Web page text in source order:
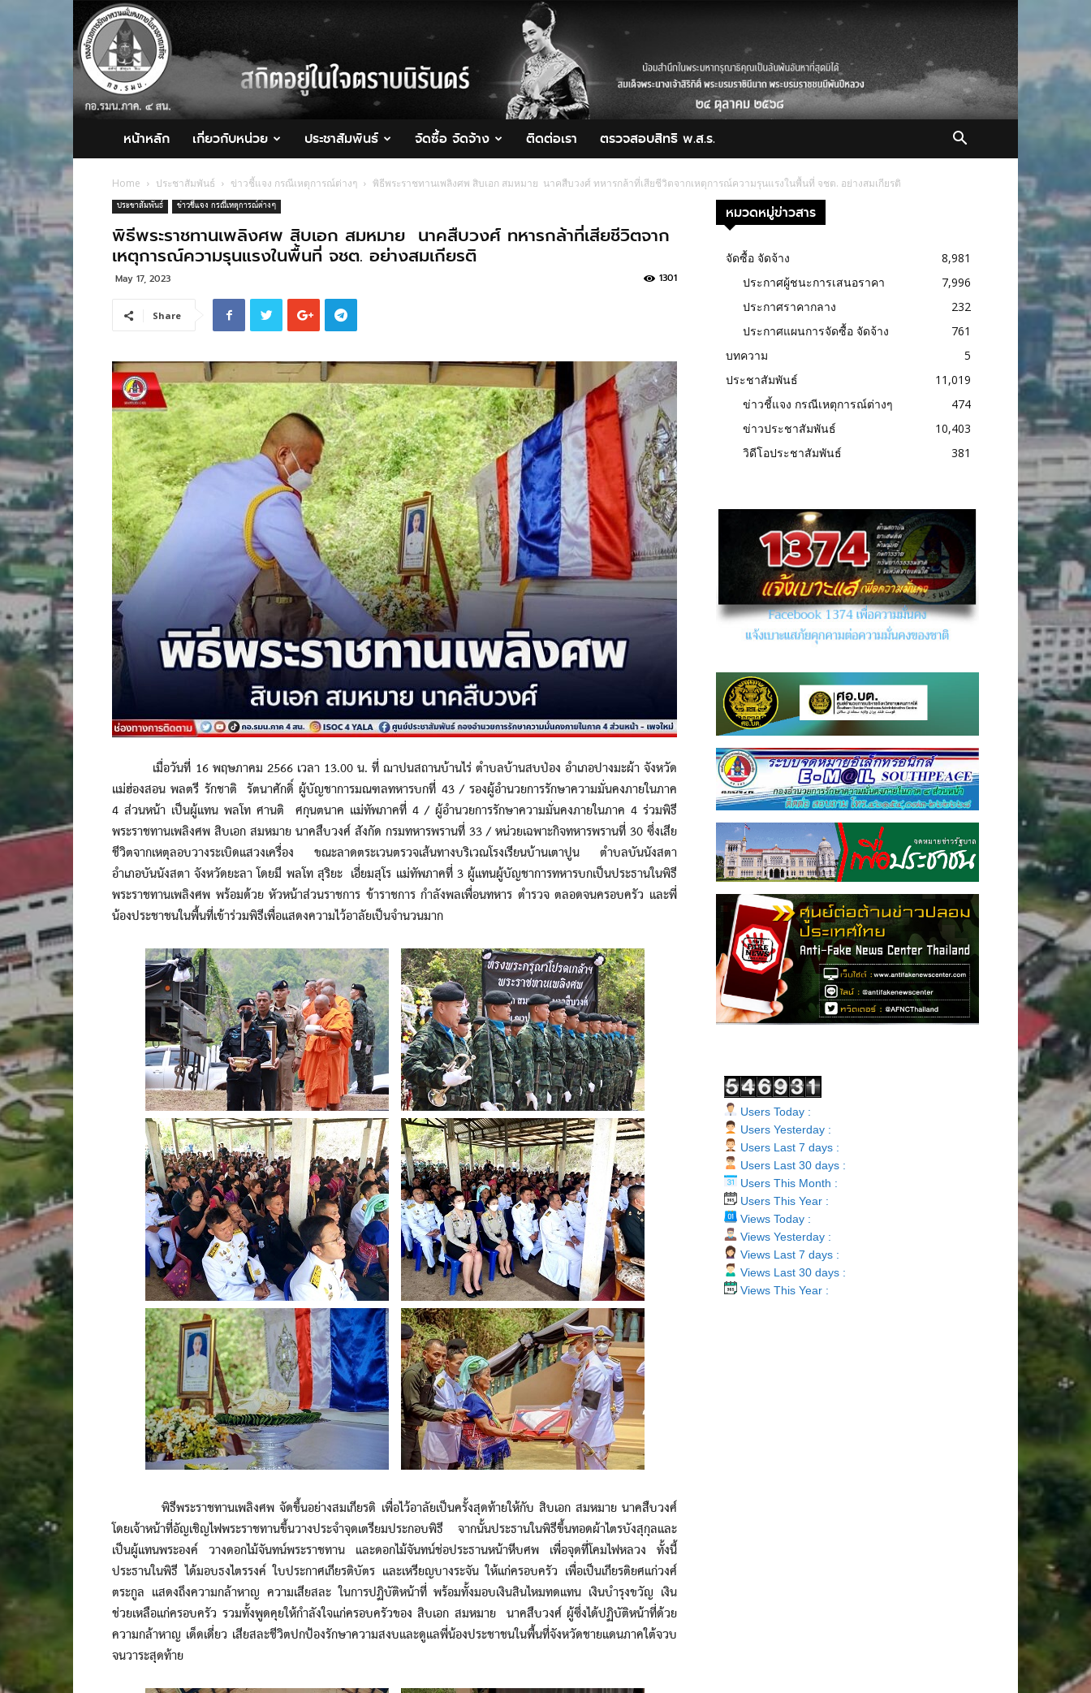
กอ.รมน.ภาค
4
สน.
หน้าหลัก เกี่ยวกับหน่วย ประชาสัมพันธ์ จัดซื้อ จัดจ้าง ติดต่อเรา ตรวจสอบสิทธิ พ.ส.ร.
Home ประชาสัมพันธ์ ข่าวชี้แจง กรณีเหตุการณ์ต่างๆ พิธีพระราชทานเพลิงศพ สิบเอก สมหมาย นาคสืบวงศ์ ทหารกล้าที่เสียชีวิตจากเหตุการณ์ความรุนแรงในพื้นที่ จชต. อย่างสมเกียรติ
ประชาสัมพันธ์ ข่าวชี้แจง กรณีเหตุการณ์ต่างๆ
พิธีพระราชทานเพลิงศพ สิบเอก สมหมาย นาคสืบวงศ์ ทหารกล้าที่เสียชีวิตจาก
เหตุการณ์ความรุนแรงในพื้นที่ จชต. อย่างสมเกียรติ
May 17, 2023 1301
Share
เมื่อวันที่ 16 พฤษภาคม 2566 เวลา 13.00 น. ที่ ฌาปนสถานบ้านไร่ ตำบลบ้านสบป่อง อำเภอปางมะผ้า จังหวัด
แม่ฮ่องสอน พลตรี รักชาติ รัตนาศักดิ์ ผู้บัญชาการมณฑลทหารบกที่ 43 / รองผู้อำนวยการรักษาความมั่นคงภายในภาค
4 ส่วนหน้า เป็นผู้แทน พลโท ศานติ ศกุนตนาค แม่ทัพภาคที่ 4 / ผู้อำนวยการรักษาความมั่นคงภายในภาค 4 ร่วมพิธี
พระราชทานเพลิงศพ สิบเอก สมหมาย นาคสืบวงศ์ สังกัด กรมทหารพรานที่ 33 / หน่วยเฉพาะกิจทหารพรานที่ 30 ซึ่งเสีย
ชีวิตจากเหตุลอบวางระเบิดแสวงเครื่อง ขณะลาดตระเวนตรวจเส้นทางบริเวณโรงเรียนบ้านเตาปูน ตำบลบันนังสตา
อำเภอบันนังสตา จังหวัดยะลา โดยมี พลโท สุริยะ เอี่ยมสุโร แม่ทัพภาคที่ 3 ผู้แทนผู้บัญชาการทหารบกเป็นประธานในพิธี
พระราชทานเพลิงศพ พร้อมด้วย หัวหน้าส่วนราชการ ข้าราชการ กำลังพลเพื่อนทหาร ตำรวจ ตลอดจนครอบครัว และพี่
น้องประชาชนในพื้นที่เข้าร่วมพิธีเพื่อแสดงความไว้อาลัยเป็นจำนวนมาก
พิธีพระราชทานเพลิงศพ จัดขึ้นอย่างสมเกียรติ เพื่อไว้อาลัยเป็นครั้งสุดท้ายให้กับ สิบเอก สมหมาย นาคสืบวงศ์
โดยเจ้าหน้าที่อัญเชิญไฟพระราชทานขึ้นวางประจำจุดเตรียมประกอบพิธี จากนั้นประธานในพิธีขึ้นทอดผ้าไตรบังสุกุลและ
เป็นผู้แทนพระองค์ วางดอกไม้จันทน์พระราชทาน และดอกไม้จันทน์ช่อประธานหน้าหีบศพ เพื่อจุดที่โคมไฟหลวง ทั้งนี้
ประธานในพิธี ได้มอบธงไตรรงค์ ใบประกาศเกียรติบัตร และเหรียญบางระจัน ให้แก่ครอบครัว เพื่อเป็นเกียรติยศแก่วงศ์
ตระกูล แสดงถึงความกล้าหาญ ความเสียสละ ในการปฏิบัติหน้าที่ พร้อมทั้งมอบเงินสินไหมทดแทน เงินบำรุงขวัญ เงิน
ช่วยเหลือแก่ครอบครัว รวมทั้งพูดคุยให้กำลังใจแก่ครอบครัวของ สิบเอก สมหมาย นาคสืบวงศ์ ผู้ซึ่งได้ปฏิบัติหน้าที่ด้วย
ความกล้าหาญ เด็ดเดี่ยว เสียสละชีวิตปกป้องรักษาความสงบและดูแลพี่น้องประชาชนในพื้นที่จังหวัดชายแดนภาคใต้จวบ
จนวาระสุดท้าย
หมวดหมู่ข่าวสาร
จัดซื้อ จัดจ้าง
8,981
ประกาศผู้ชนะการเสนอราคา
7,996
ประกาศราคากลาง
232
ประกาศแผนการจัดซื้อ จัดจ้าง
761
บทความ
5
ประชาสัมพันธ์
11,019
ข่าวชี้แจง กรณีเหตุการณ์ต่างๆ
474
ข่าวประชาสัมพันธ์
10,403
วิดีโอประชาสัมพันธ์
381
Users Today :
Users Yesterday :
Users Last 7 days :
Users Last 30 days :
Users This Month :
Users This Year :
Views Today :
Views Yesterday :
Views Last 7 days :
Views Last 30 days :
Views This Year :